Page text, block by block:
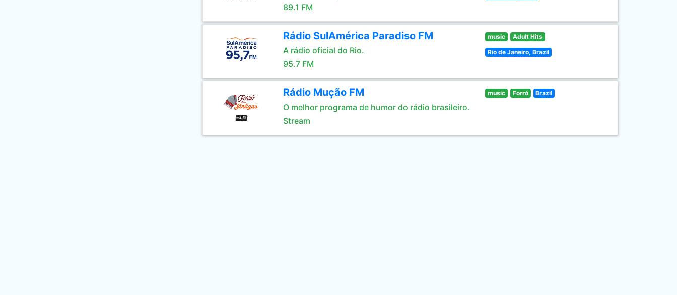
89.1 FM
Rádio SulAmérica Paradiso FM
A rádio oficial do Rio.
95.7 FM
music Adult Hits
Rio de Janeiro, Brazil
Rádio Mução FM
O melhor programa de humor do rádio brasileiro.
Stream
music Forró Brazil